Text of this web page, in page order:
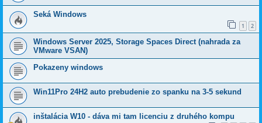
Seká Windows
1 2
Windows Server 2025, Storage Spaces Direct (nahrada za
VMware VSAN)
Pokazeny windows
Win11Pro 24H2 auto prebudenie zo spanku na 3-5 sekund
inštalácia W10 - dáva mi tam licenciu z druhého kompu